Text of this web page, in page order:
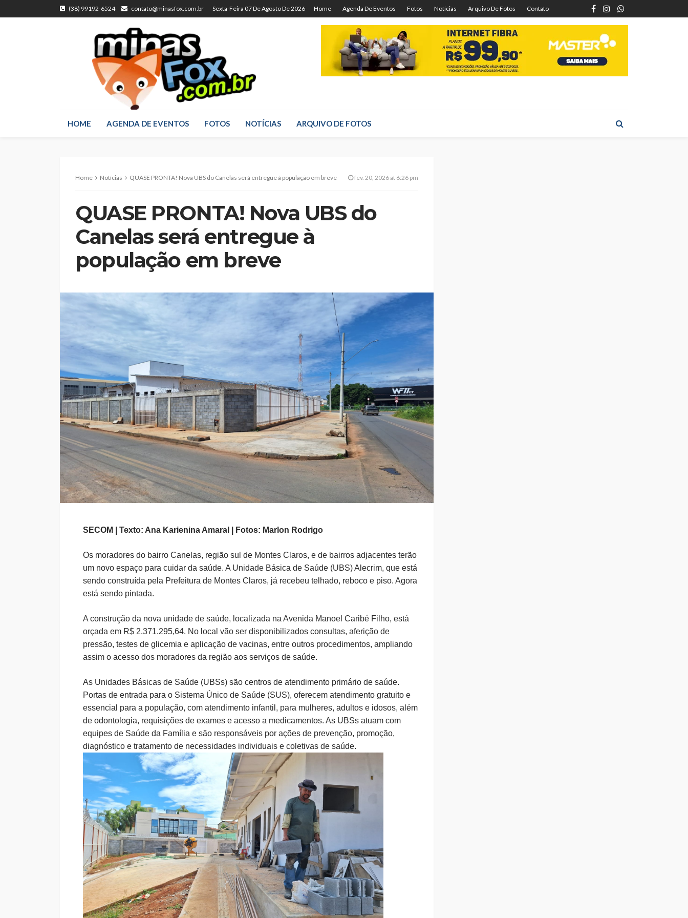
(38) 99192-6524 contato@minasfox.com.br Sexta-Feira 07 De Agosto De 2026 Home Agenda De Eventos Fotos Notícias Arquivo De Fotos Contato
HOME AGENDA DE EVENTOS FOTOS NOTÍCIAS ARQUIVO DE FOTOS
Home Notícias QUASE PRONTA! Nova UBS do Canelas será entregue à população em breve fev. 20, 2026 at 6:26 pm
QUASE PRONTA! Nova UBS do
Canelas será entregue à
população em breve
SECOM | Texto: Ana Karienina Amaral | Fotos: Marlon Rodrigo
Os moradores do bairro Canelas, região sul de Montes Claros, e de bairros adjacentes terão
um novo espaço para cuidar da saúde. A Unidade Básica de Saúde (UBS) Alecrim, que está
sendo construída pela Prefeitura de Montes Claros, já recebeu telhado, reboco e piso. Agora
está sendo pintada.
A construção da nova unidade de saúde, localizada na Avenida Manoel Caribé Filho, está
orçada em R$ 2.371.295,64. No local vão ser disponibilizados consultas, aferição de
pressão, testes de glicemia e aplicação de vacinas, entre outros procedimentos, ampliando
assim o acesso dos moradores da região aos serviços de saúde.
As Unidades Básicas de Saúde (UBSs) são centros de atendimento primário de saúde.
Portas de entrada para o Sistema Único de Saúde (SUS), oferecem atendimento gratuito e
essencial para a população, com atendimento infantil, para mulheres, adultos e idosos, além
de odontologia, requisições de exames e acesso a medicamentos. As UBSs atuam com
equipes de Saúde da Família e são responsáveis por ações de prevenção, promoção,
diagnóstico e tratamento de necessidades individuais e coletivas de saúde.